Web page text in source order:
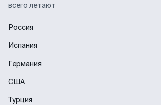
всего летают
Россия
Испания
Германия
США
Турция